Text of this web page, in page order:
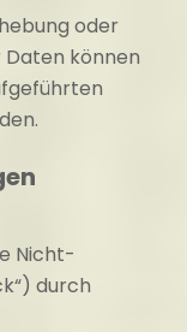
oder
können
Nicht-
durch